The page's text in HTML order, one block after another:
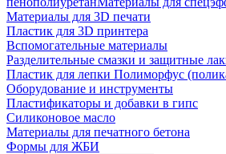
Материалы для 3D печати
Пластик для 3D принтера
Вспомогательные материалы
Разделительные смазки и защитные
Пластик для лепки Полиморфус
Оборудование и инструменты
Пластификаторы и добавки в гипс
Силиконовое масло
Материалы для печатного бетона
Формы для ЖБИ